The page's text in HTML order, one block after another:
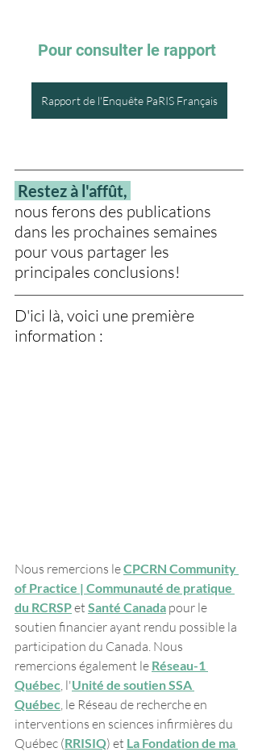
Pour consulter le rapport
Rapport de l'Enquête PaRIS Français
Restez à l'affût,
nous ferons des publications
dans les prochaines semaines
pour vous partager les
principales conclusions!
D'ici là, voici une première
information :
Nous remercions le CPCRN Community
of Practice | Communauté de pratique
du RCRSP et Santé Canada pour le
soutien financier ayant rendu possible la
participation du Canada. Nous
remercions également le Réseau-1
Québec , l'Unité de soutien SSA
Québec , le Réseau de recherche en
interventions en sciences infirmières du
Québec (RRISIQ) et La Fondation de ma